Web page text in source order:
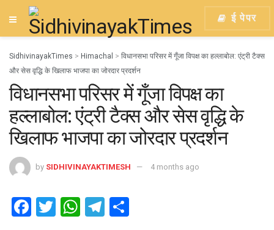
ई पेपर
SidhivinayakTimes > Himachal > विधानसभा परिसर में गूँजा विपक्ष का हल्लाबोल: एंट्री टैक्स
और सेस वृद्धि के खिलाफ भाजपा का जोरदार प्रदर्शन
विधानसभा परिसर में गूँजा विपक्ष का
हल्लाबोल: एंट्री टैक्स और सेस वृद्धि के
खिलाफ भाजपा का जोरदार प्रदर्शन
by SIDHIVINAYAKTIMESH 4 months ago
F
T
W T